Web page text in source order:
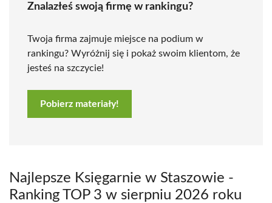
Znalazłeś swoją firmę w rankingu?
Twoja firma zajmuje miejsce na podium w
rankingu? Wyróżnij się i pokaż swoim klientom, że
jesteś na szczycie!
Pobierz materiały!
Najlepsze Księgarnie w Staszowie -
Ranking TOP 3 w sierpniu 2026 roku